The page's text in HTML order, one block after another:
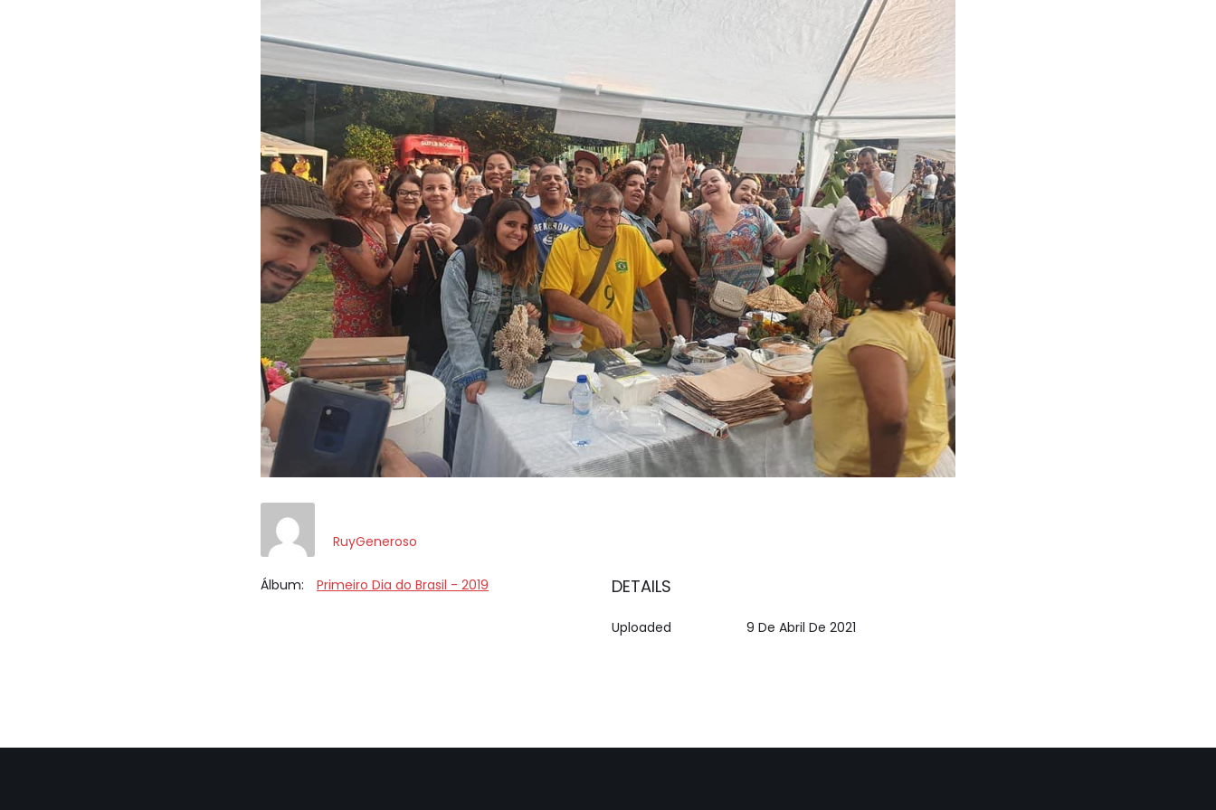
RuyGeneroso
Álbum: Primeiro Dia do Brasil - 2019 DETAILS
Uploaded 9 De Abril De 2021